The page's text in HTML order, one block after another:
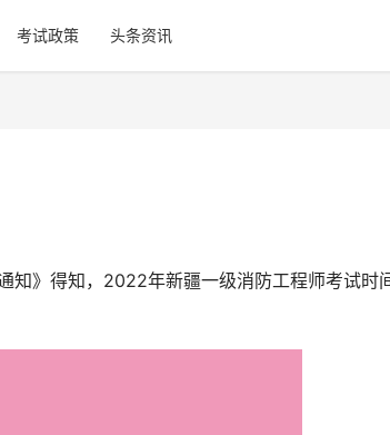
考试政策 头条资讯
知》得知，2022年新疆一级消防工程师考试时